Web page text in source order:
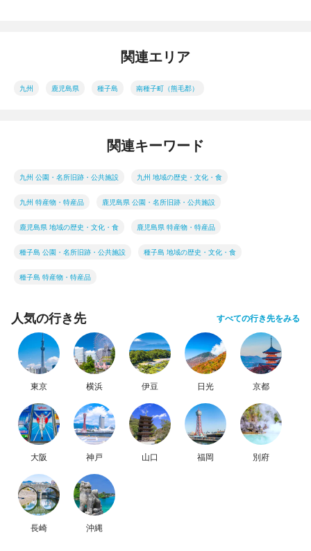
関連エリア
九州 鹿児島県 種子島 南種子町（熊毛郡）
関連キーワード
九州 公園・名所旧跡・公共施設 九州 地域の歴史・文化・食
九州 特産物・特産品 鹿児島県 公園・名所旧跡・公共施設
鹿児島県 地域の歴史・文化・食 鹿児島県 特産物・特産品
種子島 公園・名所旧跡・公共施設 種子島 地域の歴史・文化・食
種子島 特産物・特産品
人気の行き先 すべての行き先をみる
東京 横浜 伊豆 日光 京都
大阪 神戸 山口 福岡 別府
長崎 沖縄